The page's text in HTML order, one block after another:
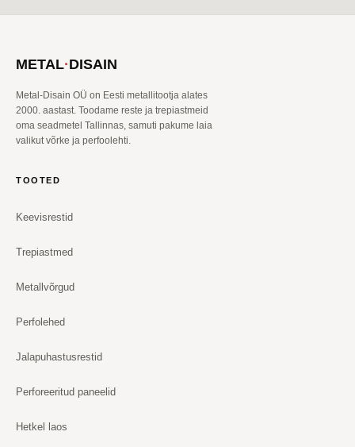
METAL·DISAIN
Metal-Disain OÜ on Eesti metallitootja alates
2000. aastast. Toodame reste ja trepiastmeid
oma seadmetel Tallinnas, samuti pakume laia
valikut võrke ja perfoolehti.
TOOTED
Keevisrestid
Trepiastmed
Metallvõrgud
Perfolehed
Jalapuhastusrestid
Perforeeritud paneelid
Hetkel laos